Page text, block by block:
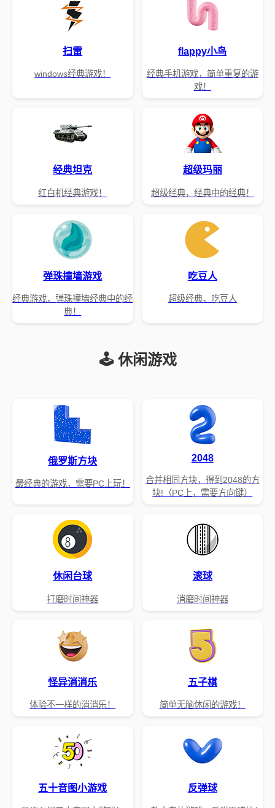
扫雷
windows经典游戏！
flappy小鸟
经典手机游戏，简单重复的游
戏！
经典坦克
红白机经典游戏！
超级玛丽
超级经典，经典中的经典！
弹珠撞墙游戏
经典游戏，弹珠撞墙经典中的经
典！
吃豆人
超级经典，吃豆人
🕹️ 休闲游戏
俄罗斯方块
最经典的游戏，需要PC上玩！
2048
合并相同方块，得到2048的方
块!（PC上，需要方向键）
休闲台球
打磨时间神器
滚球
消磨时间神器
怪异消消乐
体验不一样的消消乐！
五子棋
简单无脑休闲的游戏！
五十音图小游戏 反弹球